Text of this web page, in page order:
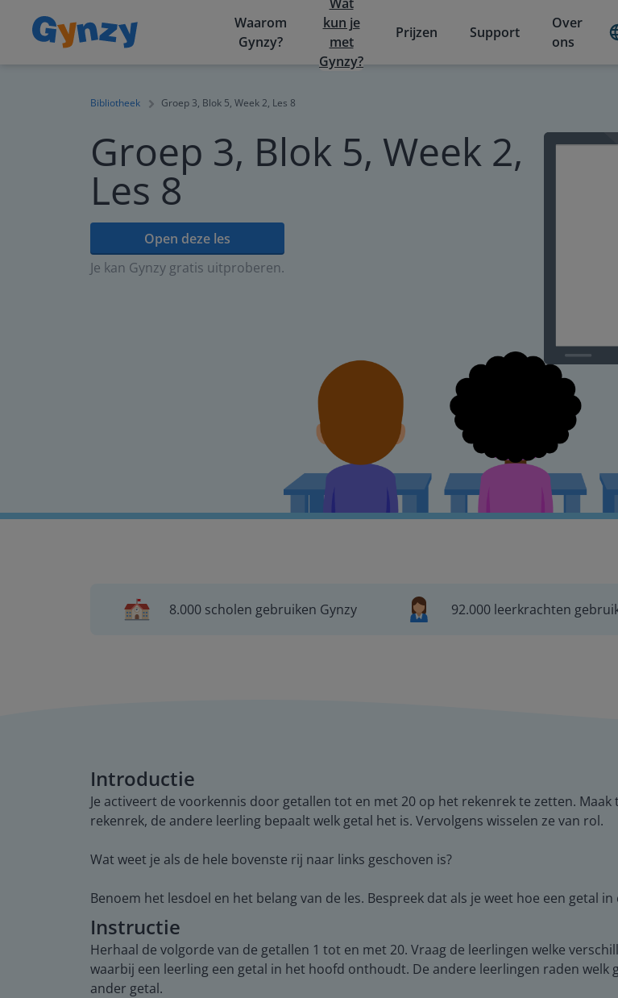
Waarom
Gynzy?
kun je
met
Gynzy?
Prijzen Support
Over
ons
Bibliotheek Groep 3, Blok 5, Week 2, Les 8
Groep 3, Blok 5, Week 2,
Les 8
Open deze les
Je kan Gynzy gratis uitproberen.
8.000 scholen gebruiken Gynzy 92.000 leerkrachten
Introductie
Je activeert de voorkennis door getallen tot en met 20 op het rekenrek te zetten.
rekenrek, de andere leerling bepaalt welk getal het is. Vervolgens wisselen ze van rol.
Wat weet je als de hele bovenste rij naar links geschoven is?
Benoem het lesdoel en het belang van de les. Bespreek dat als je weet hoe een getal
Instructie
Herhaal de volgorde van de getallen 1 tot en met 20. Vraag de leerlingen welke
waarbij een leerling een getal in het hoofd onthoudt. De andere leerlingen raden
ander getal.